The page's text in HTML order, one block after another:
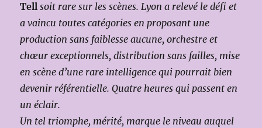
Tell soit rare sur les scènes. Lyon a relevé le défi et
a vaincu toutes catégories en proposant une
production sans faiblesse aucune, orchestre et
chœur exceptionnels, distribution sans failles, mise
en scène d’une rare intelligence qui pourrait bien
devenir référentielle. Quatre heures qui passent en
un éclair.
Un tel triomphe, mérité, marque le niveau auquel